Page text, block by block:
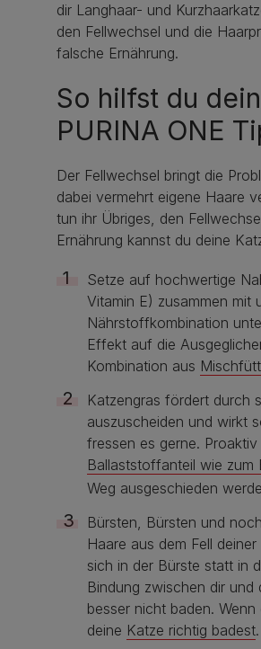
dir Langhaar- und
den Fellwechsel und die
falsche Ernährung.
So hilfst du
PURINA ONE
Der Fellwechsel bringt die
dabei vermehrt eigene Haare
tun ihr Übriges, den
Ernährung kannst du deine
Setze auf hochwertige
Vitamin E) zusammen mit
Nährstoffkombination
Effekt auf die
Kombination aus
Katzengras fördert durch
auszuscheiden und wirkt
fressen es gerne.
Ballaststoffanteil wie zum
Weg ausgeschieden
Bürsten, Bürsten und
Haare aus dem Fell
sich in der Bürste statt in
Bindung zwischen dir
besser nicht baden.
deine Katze richtig badest.